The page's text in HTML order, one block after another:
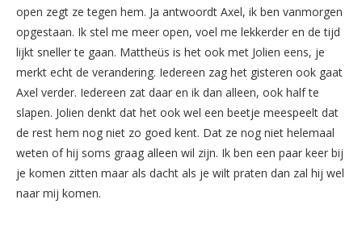
open zegt ze tegen hem. Ja antwoordt Axel, ik ben vanmorgen
opgestaan. Ik stel me meer open, voel me lekkerder en de tijd
lijkt sneller te gaan. Mattheüs is het ook met Jolien eens, je
merkt echt de verandering. Iedereen zag het gisteren ook gaat
Axel verder. Iedereen zat daar en ik dan alleen, ook half te
slapen. Jolien denkt dat het ook wel een beetje meespeelt dat
de rest hem nog niet zo goed kent. Dat ze nog niet helemaal
weten of hij soms graag alleen wil zijn. Ik ben een paar keer bij
je komen zitten maar als dacht als je wilt praten dan zal hij wel
naar mij komen.